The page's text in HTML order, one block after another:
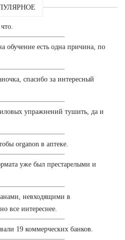
обучение есть одна причина, по
спасибо за интересный
упражнений тушить, да и
organon в аптеке.
уже был престарелыми и
невходящими в
все интереснее.
19 коммерческих банков.